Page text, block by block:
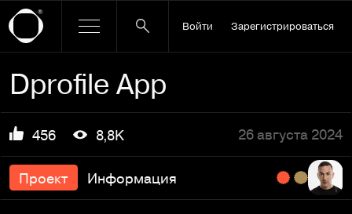
Войти Зарегистрироваться
Dprofile App
456 8,8K 26 августа 2024
Проект Информация